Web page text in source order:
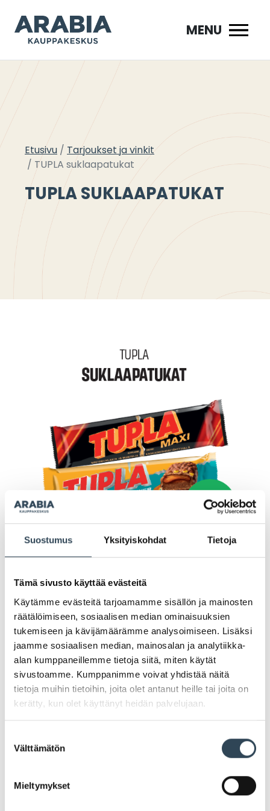
Suostumus Yksityiskohdat Tietoja
Tämä sivusto käyttää evästeitä
Käytämme evästeitä tarjoamamme sisällön ja mainosten
räätälöimiseen, sosiaalisen median ominaisuuksien
tukemiseen ja kävijämäärämme analysoimiseen. Lisäksi
jaamme sosiaalisen median, mainosalan ja analytiikka-
alan kumppaneillemme tietoja siitä, miten käytät
sivustoamme. Kumppanimme voivat yhdistää näitä
tietoja muihin tietoihin, joita olet antanut heille tai joita on
kerätty, kun olet käyttänyt heidän palvelujaan.
valinta
Välttämätön
Mieltymykset
sisältöön
MENU
Etusivu
Tarjoukset ja vinkit
TUPLA suklaapatukat
TUPLA SUKLAAPATUKAT
PAHOITTELUT, TARJOUS EI OLE ENÄÄ VOIMASSA